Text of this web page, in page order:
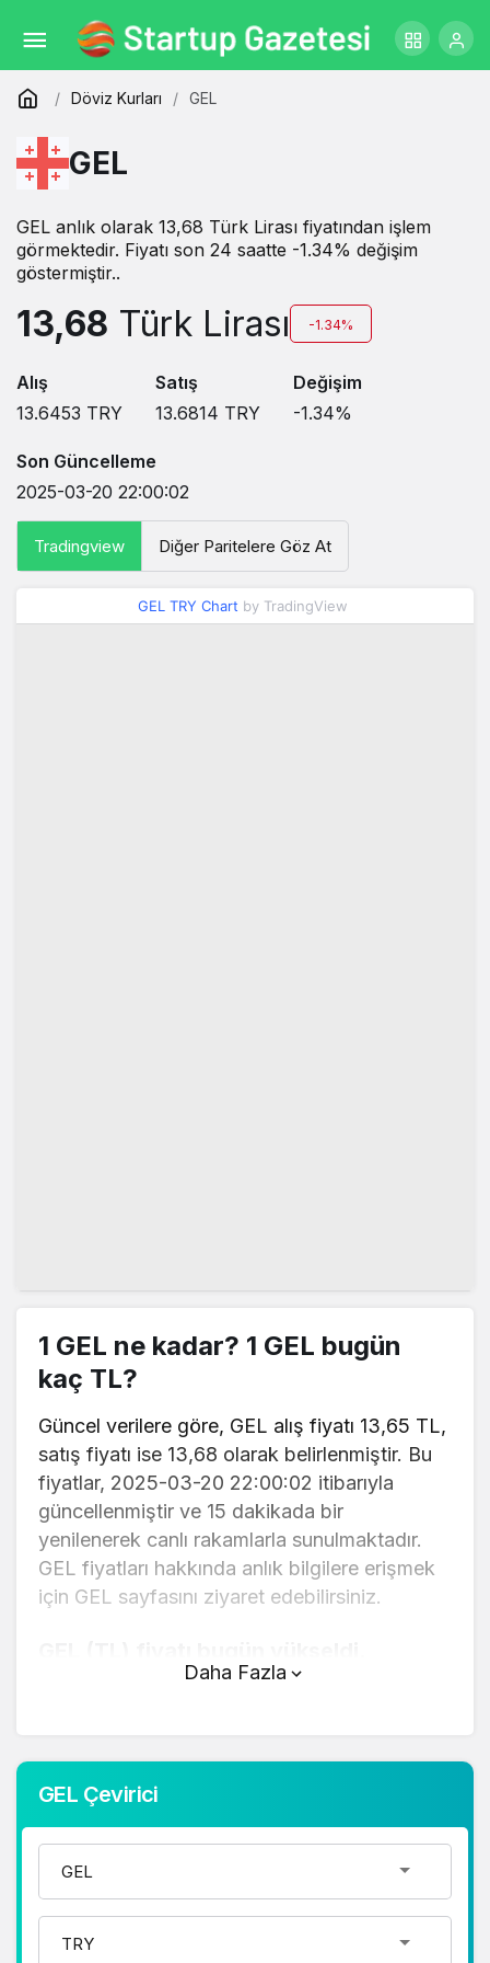
Döviz Kurları GEL
GEL
GEL anlık olarak 13,68 Türk Lirası fiyatından işlem
görmektedir. Fiyatı son 24 saatte -1.34% değişim
göstermiştir..
13,68 Türk Lirası -1.34%
Alış
13.6453 TRY
Satış
13.6814 TRY
Değişim
-1.34%
Son Güncelleme
2025-03-20 22:00:02
Tradingview Diğer Paritelere Göz At
GEL TRY Chart by TradingView
1 GEL ne kadar? 1 GEL bugün
kaç TL?
Güncel verilere göre, GEL alış fiyatı 13,65 TL,
satış fiyatı ise 13,68 olarak belirlenmiştir. Bu
fiyatlar, 2025-03-20 22:00:02 itibarıyla
güncellenmiştir ve 15 dakikada bir
yenilenerek canlı rakamlarla sunulmaktadır.
GEL fiyatları hakkında anlık bilgilere erişmek
için GEL sayfasını ziyaret edebilirsiniz.
göstermiştir..
üstünde yer alan çevirici aracını kullanarak
mevcut fiyatlar üzerinden hızlı ve kolay bir
şekilde çevirme işlemlerinizi
gerçekleştirebilirsiniz. GEL fiyatları hakkında
Daha Fazla
GEL Çevirici